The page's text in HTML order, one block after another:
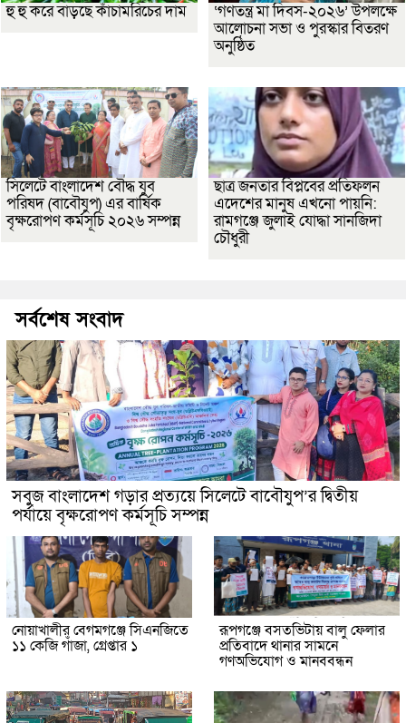
হু হু করে বাড়ছে কাঁচামরিচের দাম
‘গণতন্ত্র মা দিবস-২০২৬’ উপলক্ষে
আলোচনা সভা ও পুরস্কার বিতরণ
অনুষ্ঠিত
সিলেটে বাংলাদেশ বৌদ্ধ যুব
পরিষদ (বাবৌযুপ) এর বার্ষিক
বৃক্ষরোপণ কর্মসূচি ২০২৬ সম্পন্ন
ছাত্র জনতার বিপ্লবের প্রতিফলন
এদেশের মানুষ এখনো পায়নি:
রামগঞ্জে জুলাই যোদ্ধা সানজিদা
চৌধুরী
সর্বশেষ সংবাদ
সবুজ বাংলাদেশ গড়ার প্রত্যয়ে সিলেটে বাবৌযুপ’র দ্বিতীয়
পর্যায়ে বৃক্ষরোপণ কর্মসূচি সম্পন্ন
নোয়াখালীর বেগমগঞ্জে সিএনজিতে
১১ কেজি গাঁজা, গ্রেপ্তার ১
রূপগঞ্জে বসতভিটায় বালু ফেলার
প্রতিবাদে থানার সামনে
গণঅভিযোগ ও মানববন্ধন